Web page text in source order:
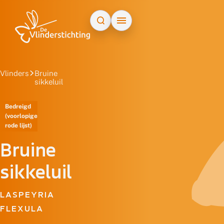
Vlinders
Bruine
sikkeluil
Bedreigd
(voorlopige
rode lijst)
Bruine
sikkeluil
LASPEYRIA
FLEXULA